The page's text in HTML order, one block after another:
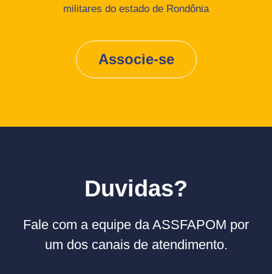
militares do estado de Rondônia
Associe-se
Duvidas?
Fale com a equipe da ASSFAPOM por
um dos canais de atendimento.